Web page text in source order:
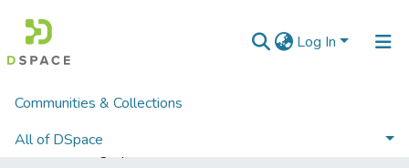
Log In
Communities & Collections
All of DSpace
Home Tesis
Tesis de Doctorado - UCf